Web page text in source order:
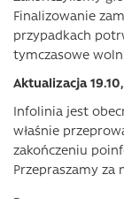
Finalizowanie
przypadkach
tymczasowe
Aktualizacja
Infolinia jest
właśnie
zakończeniu
Przepraszamy za
–